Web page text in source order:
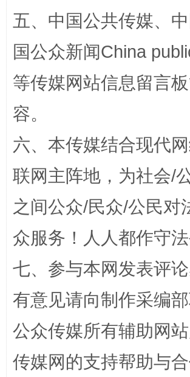
漫山遍野的桃花与雪山、麦地、白藏房
招工难、用工荒背后
网上购药对药下症？
五、中国公共传媒、
国公众新闻China
等传媒网站信息留言
容。
六、本传媒结合现代
联网主阵地，为社会/
之间公众/民众/公民对
众服务！人人都作守法
七、参与本网发表评
有意见请向制作采编
公众传媒所有辅助网
传媒网的支持帮助与